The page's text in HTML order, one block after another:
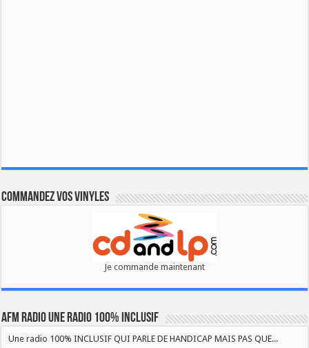
Commandez vos vinyles
Je commande maintenant
AFM RADIO UNE RADIO 100% INCLUSIF
Une radio 100% INCLUSIF QUI PARLE DE HANDICAP MAIS PAS QUE...